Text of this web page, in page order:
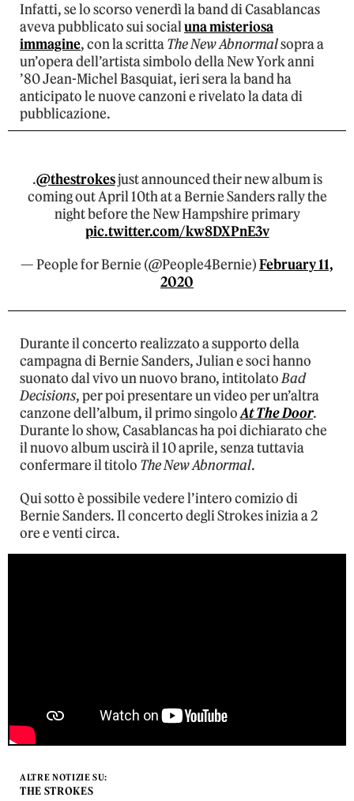
Infatti, se lo scorso venerdì la band di Casablancas
aveva pubblicato sui socialuna misteriosa
immagine, con la scrittaThe New Abnormalsopra a
un’opera dell’artista simbolo della New York anni
’80 Jean-Michel Basquiat, ieri sera la band ha
anticipato le nuove canzoni e rivelato la data di
pubblicazione.
.@thestrokesjust announced their new album is
coming out April 10th at a Bernie Sanders rally the
night before the New Hampshire primary
pic.twitter.com/kw8DXPnE3v
— People for Bernie (@People4Bernie)February 11,
2020
Durante il concerto realizzato a supporto della
campagna di Bernie Sanders, Julian e soci hanno
suonato dal vivo un nuovo brano, intitolatoBad
Decisions, per poi presentare un video per un’altra
canzone dell’album, il primo singoloAt The Door.
Durante lo show, Casablancas ha poi dichiarato che
il nuovo album uscirà il 10 aprile, senza tuttavia
confermare il titolo The New Abnormal.
Qui sotto è possibile vedere l’intero comizio di
Bernie Sanders. Il concerto degli Strokes inizia a 2
ore e venti circa.
ALTRE NOTIZIE SU:
THE STROKES